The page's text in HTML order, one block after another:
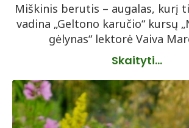
Miškinis berutis – augalas, kurį
vadina „Geltono karučio“ kursų
gėlynas“ lektorė Vaiva
Skaityti...